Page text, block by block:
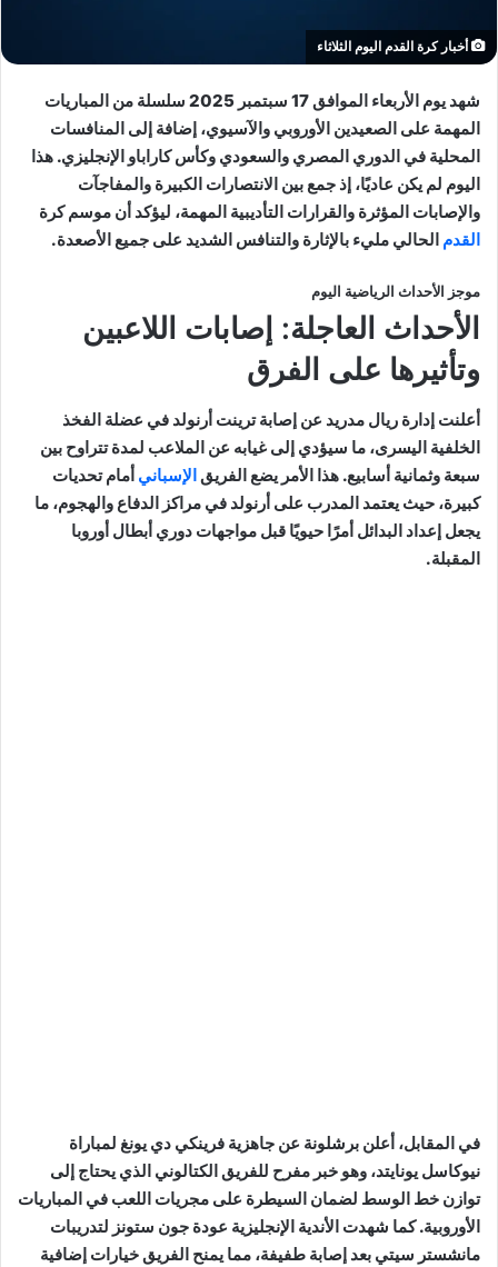
أخبار كرة القدم اليوم الثلاثاء
شهد يوم الأربعاء الموافق 17 سبتمبر 2025 سلسلة من المباريات
المهمة على الصعيدين الأوروبي والآسيوي، إضافة إلى المنافسات
المحلية في الدوري المصري والسعودي وكأس كاراباو الإنجليزي. هذا
اليوم لم يكن عاديًا، إذ جمع بين الانتصارات الكبيرة والمفاجآت
والإصابات المؤثرة والقرارات التأديبية المهمة، ليؤكد أن موسم كرة
القدم الحالي مليء بالإثارة والتنافس الشديد على جميع الأصعدة.
موجز الأحداث الرياضية اليوم
الأحداث العاجلة: إصابات اللاعبين
وتأثيرها على الفرق
أعلنت إدارة ريال مدريد عن إصابة ترينت أرنولد في عضلة الفخذ
الخلفية اليسرى، ما سيؤدي إلى غيابه عن الملاعب لمدة تتراوح بين
سبعة وثمانية أسابيع. هذا الأمر يضع الفريق الإسباني أمام تحديات
كبيرة، حيث يعتمد المدرب على أرنولد في مراكز الدفاع والهجوم، ما
يجعل إعداد البدائل أمرًا حيويًا قبل مواجهات دوري أبطال أوروبا
المقبلة.
في المقابل، أعلن برشلونة عن جاهزية فرينكي دي يونغ لمباراة
نيوكاسل يونايتد، وهو خبر مفرح للفريق الكتالوني الذي يحتاج إلى
توازن خط الوسط لضمان السيطرة على مجريات اللعب في المباريات
الأوروبية. كما شهدت الأندية الإنجليزية عودة جون ستونز لتدريبات
مانشستر سيتي بعد إصابة طفيفة، مما يمنح الفريق خيارات إضافية